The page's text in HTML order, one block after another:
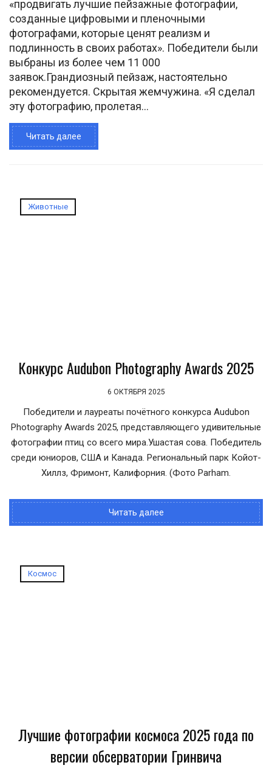
«продвигать лучшие пейзажные фотографии,
созданные цифровыми и пленочными
фотографами, которые ценят реализм и
подлинность в своих работах». Победители были
выбраны из более чем 11 000
заявок.Грандиозный пейзаж, настоятельно
рекомендуется. Скрытая жемчужина. «Я сделал
эту фотографию, пролетая...
Читать далее
Животные
Конкурс Audubon Photography Awards 2025
6 ОКТЯБРЯ 2025
Победители и лауреаты почётного конкурса Audubon
Photography Awards 2025, представляющего удивительные
фотографии птиц со всего мира.Ушастая сова. Победитель
среди юниоров, США и Канада. Региональный парк Койот-
Хиллз, Фримонт, Калифорния. (Фото Parham.
Читать далее
Космос
Лучшие фотографии космоса 2025 года по
версии обсерватории Гринвича